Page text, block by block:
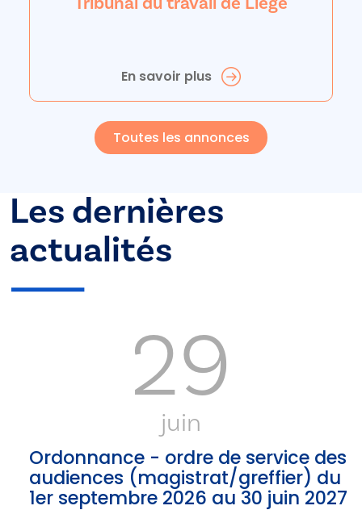
En savoir plus
Toutes les annonces
Les dernières
actualités
29
juin
Ordonnance - ordre de service des
audiences (magistrat/greffier) du
1er septembre 2026 au 30 juin 2027